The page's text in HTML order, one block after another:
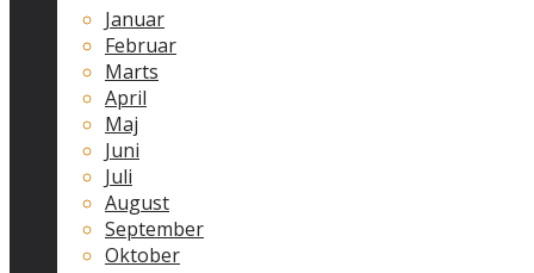
Januar
Februar
Marts
April
Maj
Juni
Juli
August
September
Oktober